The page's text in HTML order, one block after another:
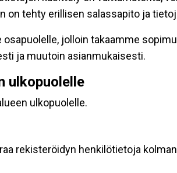
on tehty erillisen salassapito ja
jolloin takaamme
ja muutoin asianmukaisesti.
ulkopuolelle
ulkopuolelle.
rekisteröidyn henkilötietoja